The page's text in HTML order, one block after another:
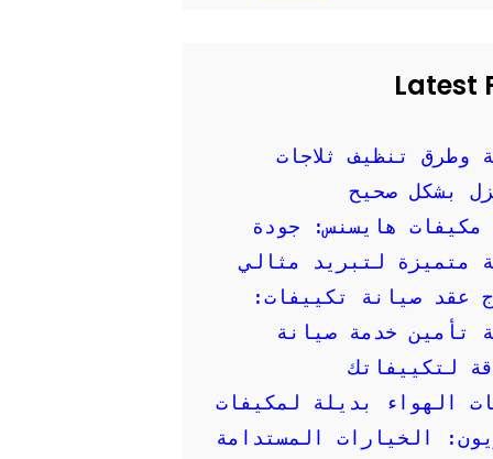
Latest
وطرق تنظيف ثلاجات
بشكل صحيح
مكيفات هايسنس: جودة
متميزة لتبريد مثالي
عقد صيانة تكييفات:
تأمين خدمة صيانة
لتكييفاتك
الهواء بديلة لمكيفات
الخيارات المستدامة